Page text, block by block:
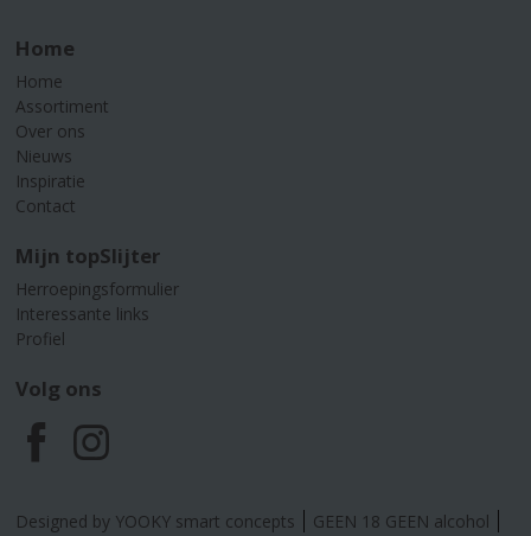
Home
Home
Assortiment
Over ons
Nieuws
Inspiratie
Contact
Mijn topSlijter
Herroepingsformulier
Interessante links
Profiel
Volg ons
F
a
I
n
Designed by YOOKY smart concepts GEEN 18 GEEN alcohol